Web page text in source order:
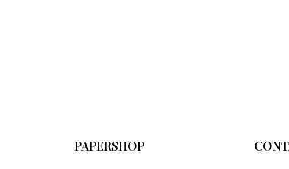
PAPERSHOP